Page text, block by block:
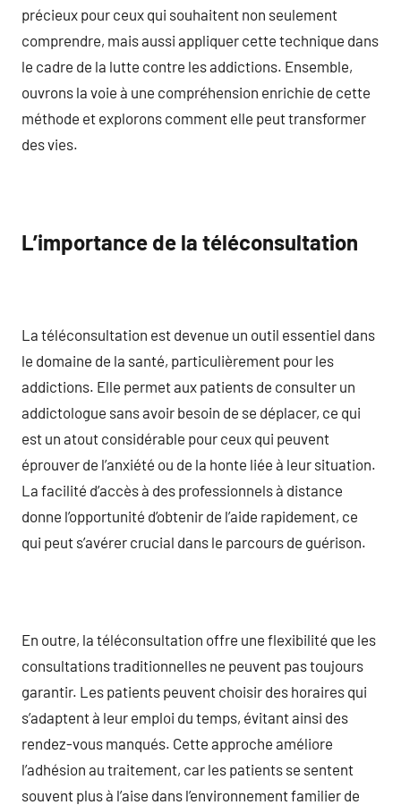
précieux pour ceux qui souhaitent non seulement
comprendre, mais aussi appliquer cette technique dans
le cadre de la lutte contre les addictions. Ensemble,
ouvrons la voie à une compréhension enrichie de cette
méthode et explorons comment elle peut transformer
des vies.
L’importance de la téléconsultation
La téléconsultation est devenue un outil essentiel dans
le domaine de la santé, particulièrement pour les
addictions. Elle permet aux patients de consulter un
addictologue sans avoir besoin de se déplacer, ce qui
est un atout considérable pour ceux qui peuvent
éprouver de l’anxiété ou de la honte liée à leur situation.
La facilité d’accès à des professionnels à distance
donne l’opportunité d’obtenir de l’aide rapidement, ce
qui peut s’avérer crucial dans le parcours de guérison.
En outre, la téléconsultation offre une flexibilité que les
consultations traditionnelles ne peuvent pas toujours
garantir. Les patients peuvent choisir des horaires qui
s’adaptent à leur emploi du temps, évitant ainsi des
rendez-vous manqués. Cette approche améliore
l’adhésion au traitement, car les patients se sentent
souvent plus à l’aise dans l’environnement familier de